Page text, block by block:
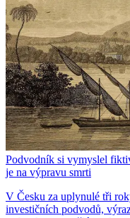
Podvodník si vymyslel
je na výpravu smrti
V Česku za uplynulé tři
investičních podvodů,